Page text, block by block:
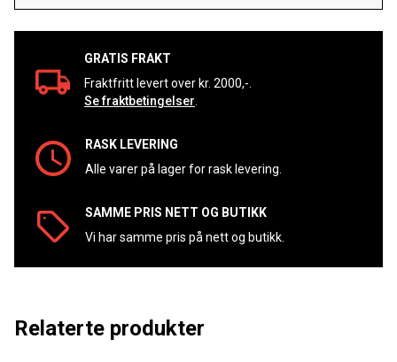
GRATIS FRAKT
Fraktfritt levert over kr. 2000,-.
Se fraktbetingelser
RASK LEVERING
Alle varer på lager for rask levering.
SAMME PRIS NETT OG BUTIKK
Vi har samme pris på nett og butikk.
Relaterte produkter